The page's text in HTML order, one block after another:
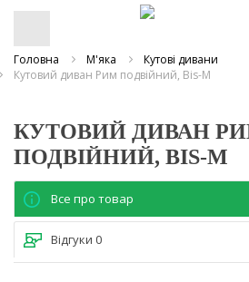
Головна М'яка
Кутові дивани
Кутовий диван Рим подвійний, Bis-M
КУТОВИЙ ДИВАН
ПОДВІЙНИЙ, BIS-M
Все про товар
Відгуки 0